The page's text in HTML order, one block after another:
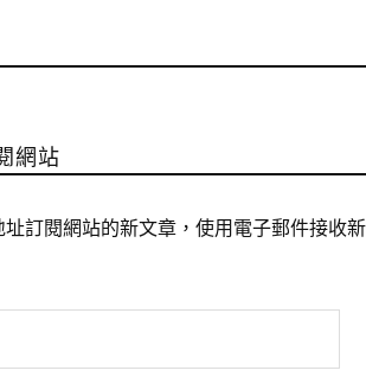
網站
訂閱網站的新文章，使用電子郵件接收新